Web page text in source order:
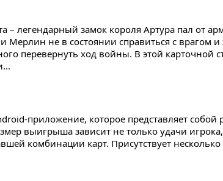
– легендарный замок короля Артура пал от
Мерлин не в состоянии справиться с врагом
перевернуть ход войны. В этой карточной
приложение, которое представляет собой
выигрыша зависит не только удачи
комбинации карт. Присутствует